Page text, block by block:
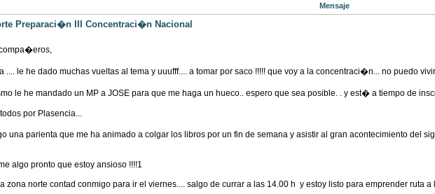
Mensaje
Preparaci�n III Concentraci�n Nacional
.... le he dado muchas vueltas al tema y uuufff.... a tomar por saco !!!!! que voy a la concentraci�n... no puedo
le he mandado un MP a JOSE para que me haga un hueco.. espero que sea posible. . y est� a tiempo de
por Plasencia...
una parienta que me ha animado a colgar los libros por un fin de semana y asistir al gran acontecimiento del
algo pronto que estoy ansioso !!!!1
zona norte contad conmigo para ir el viernes.... salgo de currar a las 14.00 h y estoy listo para emprender ruta